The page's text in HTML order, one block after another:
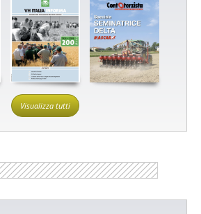
Visualizza tutti